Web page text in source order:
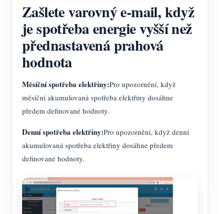
Zašlete varovný e-mail, když
je spotřeba energie vyšší než
přednastavená prahová
hodnota
Měsíční spotřeba elektřiny:Pro upozornění, když
měsíční akumulovaná spotřeba elektřiny dosáhne
předem definované hodnoty.
Denní spotřeba elektřiny:Pro upozornění, když denní
akumulovaná spotřeba elektřiny dosáhne předem
definované hodnoty.